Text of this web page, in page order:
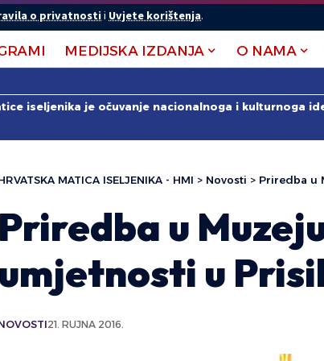
o privatnostii Uvjete korištenja.
MEDIJSKA IZDANJA O NAMA
iseljenika je očuvanje nacionalnoga i kulturnoga
MATICA ISELJENIKA - HMI > Novosti > Priredba u
Priredba u
umjetnosti u
21. RUJNA 2016.